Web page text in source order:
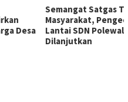
Semangat Satgas TMMD dan
Masyarakat, Pengecoran
Lantai SDN Polewali Terus
Dilanjutkan